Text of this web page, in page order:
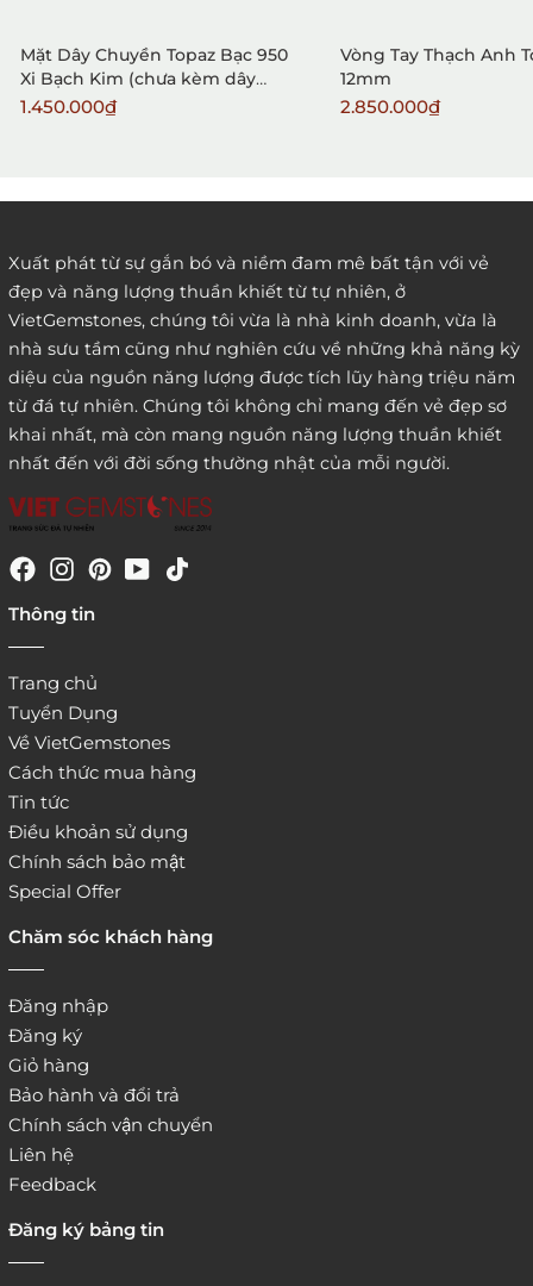
3. Đặt hàng thông quaemail hay chat trực tiếp với
chúng tôi:
website:
Mặt Dây Chuyền Topaz Bạc 950
Xi Bạch Kim (chưa kèm dây
đeo)
1.450.000₫
Vòng Tay Thạch Anh
12mm
2.850.000₫
Xuất phát từ sự gắn bó và niềm đam mê bất tận với vẻ
đẹp và năng lượng thuần khiết từ tự nhiên, ở
VietGemstones, chúng tôi vừa là nhà kinh doanh, vừa là
nhà sưu tầm cũng như nghiên cứu về những khả năng kỳ
diệu của nguồn năng lượng được tích lũy hàng triệu năm
từ đá tự nhiên. Chúng tôi không chỉ mang đến vẻ đẹp sơ
khai nhất, mà còn mang nguồn năng lượng thuần khiết
nhất đến với đời sống thường nhật của mỗi người.
Thông tin
Trang chủ
Tuyển Dụng
Về VietGemstones
Cách thức mua hàng
Tin tức
Điều khoản sử dụng
Chính sách bảo mật
Special Offer
Chăm sóc khách hàng
Đăng nhập
Đăng ký
Giỏ hàng
Bảo hành và đổi trả
Chính sách vận chuyển
Liên hệ
Feedback
Đăng ký bảng tin